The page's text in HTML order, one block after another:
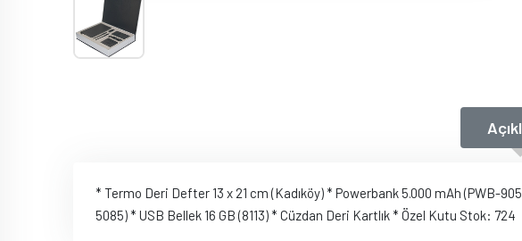
* Termo Deri Defter 13 x 21 cm (Kadıköy) * Powerbank 5.000 mAh (PWB-
5085) * USB Bellek 16 GB (8113) * Cüzdan Deri Kartlık * Özel Kutu Stok: 724